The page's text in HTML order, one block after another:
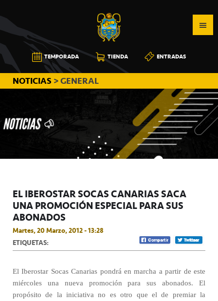
a
la
navegación
principal
al
contenido
principal
a
la
barra
lateral
principal
CB
CANARIAS
TEMPORADA TIENDA ENTRADAS
NOTICIAS > GENERAL
EL IBEROSTAR SOCAS CANARIAS SACA
UNA PROMOCIÓN ESPECIAL PARA SUS
ABONADOS
Martes, 20 Marzo, 2012 - 13:28
ETIQUETAS:
El Iberostar Socas Canarias pondrá en marcha a partir de este
miércoles una nueva promoción para sus abonados. El
propósito de la iniciativa no es otro que el de premiar la